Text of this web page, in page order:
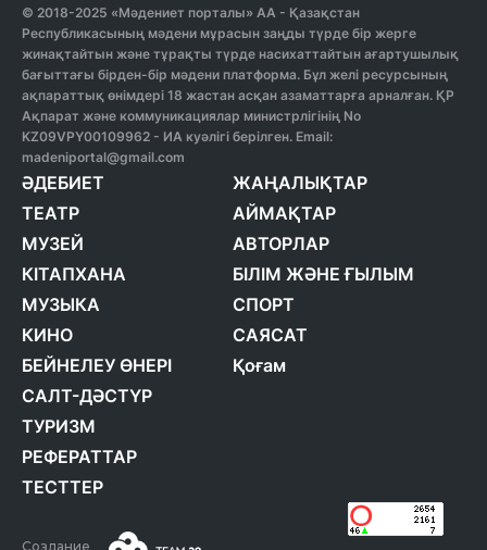
© 2018-2025 «Мәдениет порталы» АА - Қазақстан
Республикасының мәдени мұрасын заңды түрде бір жерге
жинақтайтын және тұрақты түрде насихаттайтын ағартушылық
бағыттағы бірден-бір мәдени платформа. Бұл желі ресурсының
ақпараттық өнімдері 18 жастан асқан азаматтарға арналған. ҚР
Ақпарат және коммуникациялар министрлігінің No
KZ09VPY00109962 - ИА куәлігі берілген. Email:
madeniportal@gmail.com
ӘДЕБИЕТ
ТЕАТР
МУЗЕЙ
КІТАПХАНА
МУЗЫКА
КИНО
БЕЙНЕЛЕУ ӨНЕРІ
САЛТ-ДӘСТҮР
ТУРИЗМ
РЕФЕРАТТАР
ТЕСТТЕР
ЖАҢАЛЫҚТАР
АЙМАҚТАР
АВТОРЛАР
БІЛІМ ЖӘНЕ ҒЫЛЫМ
СПОРТ
САЯСАТ
Қоғам
Создание